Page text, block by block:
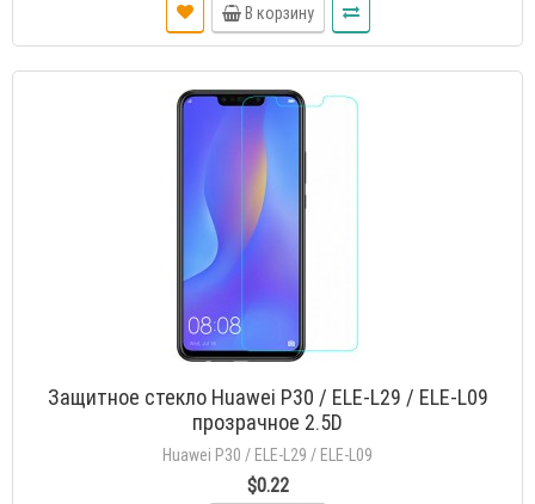
В корзину
Защитное стекло Huawei P30 / ELE-L29 / ELE-L09
прозрачное 2.5D
Huawei P30 / ELE-L29 / ELE-L09
$0.22